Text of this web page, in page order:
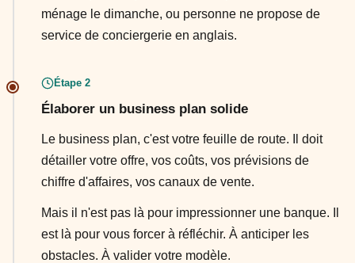
ménage le dimanche, ou personne ne propose de
service de conciergerie en anglais.
Étape 2
Élaborer un business plan solide
Le business plan, c'est votre feuille de route. Il doit
détailler votre offre, vos coûts, vos prévisions de
chiffre d'affaires, vos canaux de vente.
Mais il n'est pas là pour impressionner une banque. Il
est là pour vous forcer à réfléchir. À anticiper les
obstacles. À valider votre modèle.